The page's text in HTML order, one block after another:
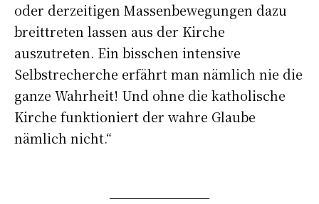
oder derzeitigen Massenbewegungen dazu
breittreten lassen aus der Kirche
auszutreten. Ein bisschen intensive
Selbstrecherche erfährt man nämlich nie die
ganze Wahrheit! Und ohne die katholische
Kirche funktioniert der wahre Glaube
nämlich nicht.“